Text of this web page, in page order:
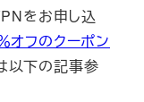
をお申し込
オフのクーポン
以下の記事参